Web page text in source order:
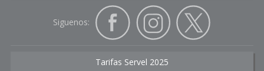
Siguenos:
Tarifas Servel 2025